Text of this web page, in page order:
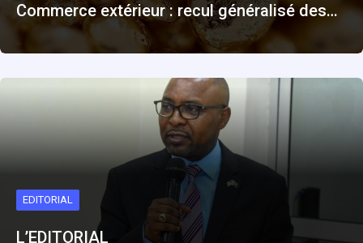
Commerce extérieur : recul généralisé des…
EDITORIAL
L’EDITORIAL